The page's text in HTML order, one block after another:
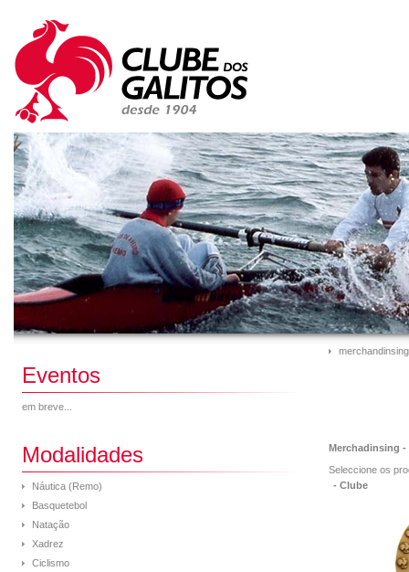
Eventos
em breve...
Modalidades
Náutica (Remo)
Basquetebol
Natação
Xadrez
Ciclismo
merchandinsing
Merchadinsing -
Seleccione os
- Clube